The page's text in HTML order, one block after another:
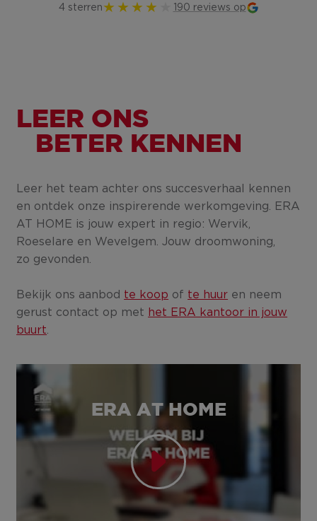
4 sterren 190 reviews op
LEER ONS
BETER KENNEN
Leer het team achter ons succesverhaal kennen
en ontdek onze inspirerende werkomgeving. ERA
AT HOME is jouw expert in regio: Wervik,
Roeselare en Wevelgem. Jouw droomwoning,
zo gevonden.
Bekijk ons aanbod te koop of te huur en neem
gerust contact op met het ERA kantoor in jouw
buurt
ERA AT HOME